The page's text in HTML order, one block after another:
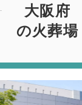
大阪府
の火葬場